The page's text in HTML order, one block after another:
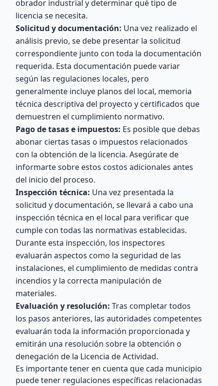
obrador industrial y determinar qué tipo de
licencia se necesita.
Solicitud y documentación: Una vez realizado el
análisis previo, se debe presentar la solicitud
correspondiente junto con toda la documentación
requerida. Esta documentación puede variar
según las regulaciones locales, pero
generalmente incluye planos del local, memoria
técnica descriptiva del proyecto y certificados que
demuestren el cumplimiento normativo.
Pago de tasas e impuestos: Es posible que debas
abonar ciertas tasas o impuestos relacionados
con la obtención de la licencia. Asegúrate de
informarte sobre estos costos adicionales antes
del inicio del proceso.
Inspección técnica: Una vez presentada la
solicitud y documentación, se llevará a cabo una
inspección técnica en el local para verificar que
cumple con todas las normativas establecidas.
Durante esta inspección, los inspectores
evaluarán aspectos como la seguridad de las
instalaciones, el cumplimiento de medidas contra
incendios y la correcta manipulación de
materiales.
Evaluación y resolución: Tras completar todos
los pasos anteriores, las autoridades competentes
evaluarán toda la información proporcionada y
emitirán una resolución sobre la obtención o
denegación de la Licencia de Actividad.
Es importante tener en cuenta que cada municipio
puede tener regulaciones específicas relacionadas